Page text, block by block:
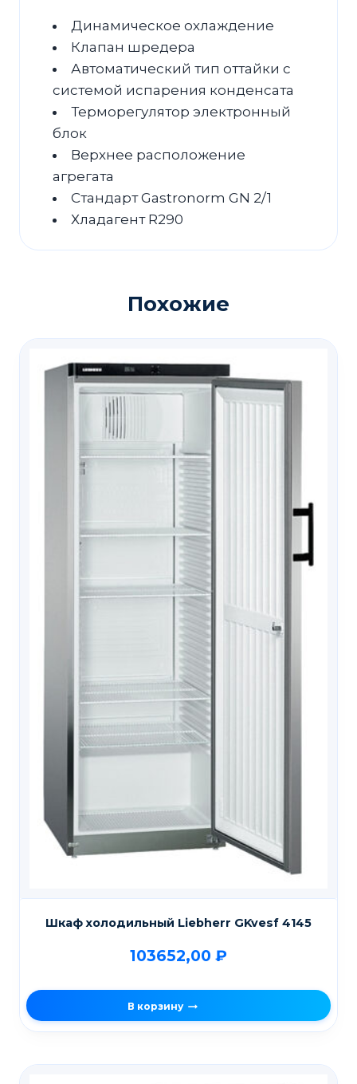
Динамическое охлаждение
Клапан шредера
Автоматический тип оттайки с
системой испарения конденсата
Терморегулятор электронный
блок
Верхнее расположение
агрегата
Стандарт Gastronorm GN 2/1
Хладагент R290
Похожие
Шкаф холодильный Liebherr GKvesf 4145
103652,00 ₽
В корзину